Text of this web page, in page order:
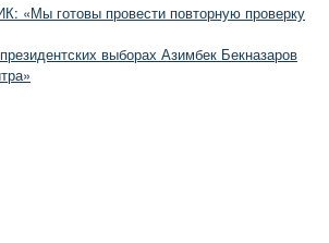
«Мы готовы провести повторную проверку
выборах Азимбек Бекназаров